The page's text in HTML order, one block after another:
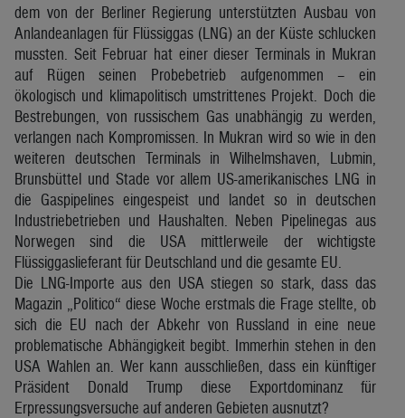
dem von der Berliner Regierung unterstützten Ausbau von
Anlandeanlagen für Flüssiggas (LNG) an der Küste schlucken
mussten. Seit Februar hat einer dieser Terminals in Mukran
auf Rügen seinen Probebetrieb aufgenommen – ein
ökologisch und klimapolitisch umstrittenes Projekt. Doch die
Bestrebungen, von russischem Gas unabhängig zu werden,
verlangen nach Kompromissen. In Mukran wird so wie in den
weiteren deutschen Terminals in Wilhelmshaven, Lubmin,
Brunsbüttel und Stade vor allem US-amerikanisches LNG in
die Gaspipelines eingespeist und landet so in deutschen
Industriebetrieben und Haushalten. Neben Pipelinegas aus
Norwegen sind die USA mittlerweile der wichtigste
Flüssiggaslieferant für Deutschland und die gesamte EU.
Die LNG-Importe aus den USA stiegen so stark, dass das
Magazin „Politico“ diese Woche erstmals die Frage stellte, ob
sich die EU nach der Abkehr von Russland in eine neue
problematische Abhängigkeit begibt. Immerhin stehen in den
USA Wahlen an. Wer kann ausschließen, dass ein künftiger
Präsident Donald Trump diese Exportdominanz für
Erpressungsversuche auf anderen Gebieten ausnutzt?